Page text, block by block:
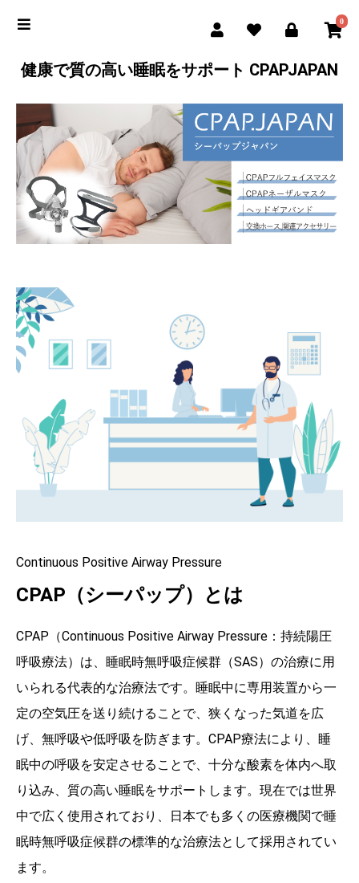
0
健康で質の高い睡眠をサポート CPAPJAPAN
Continuous Positive Airway Pressure
CPAP（シーパップ）とは
CPAP（Continuous Positive Airway Pressure：持続陽圧
呼吸療法）は、睡眠時無呼吸症候群（SAS）の治療に用
いられる代表的な治療法です。睡眠中に専用装置から一
定の空気圧を送り続けることで、狭くなった気道を広
げ、無呼吸や低呼吸を防ぎます。CPAP療法により、睡
眠中の呼吸を安定させることで、十分な酸素を体内へ取
り込み、質の高い睡眠をサポートします。現在では世界
中で広く使用されており、日本でも多くの医療機関で睡
眠時無呼吸症候群の標準的な治療法として採用されてい
ます。